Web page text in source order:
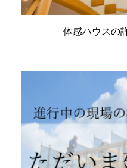
体感ハウスの